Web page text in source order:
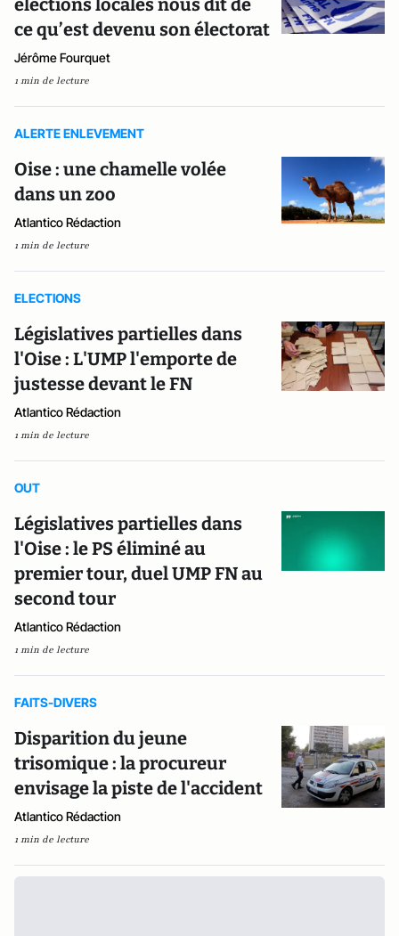
élections locales nous dit de
ce qu’est devenu son électorat
Jérôme Fourquet
1 min de lecture
ALERTE ENLEVEMENT
Oise : une chamelle volée
dans un zoo
Atlantico Rédaction
1 min de lecture
ELECTIONS
Législatives partielles dans
l'Oise : L'UMP l'emporte de
justesse devant le FN
Atlantico Rédaction
1 min de lecture
OUT
Législatives partielles dans
l'Oise : le PS éliminé au
premier tour, duel UMP FN au
second tour
Atlantico Rédaction
1 min de lecture
FAITS-DIVERS
Disparition du jeune
trisomique : la procureur
envisage la piste de l'accident
Atlantico Rédaction
1 min de lecture